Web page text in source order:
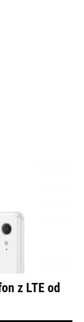
z LTE od